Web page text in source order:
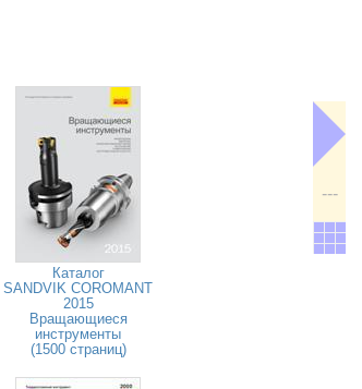
Каталог
SANDVIK COROMANT
2015
Вращающиеся
инструменты
(1500 страниц)
---